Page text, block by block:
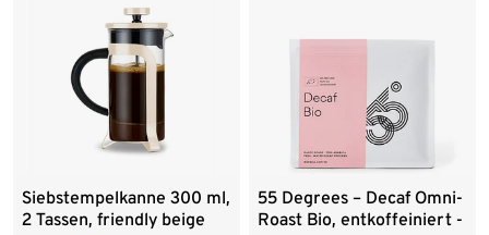
Siebstempelkanne 300 ml,
2 Tassen, friendly beige
55 Degrees – Decaf Omni-
Roast Bio, entkoffeiniert -